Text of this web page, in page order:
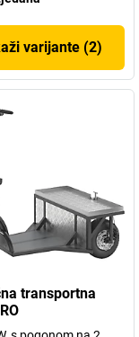
varijante (2)
transportna